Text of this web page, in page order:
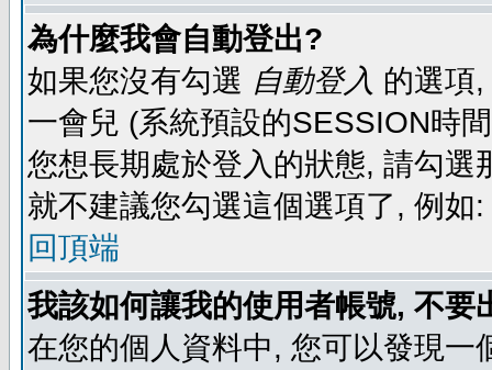
為什麼我會自動登出?
如果您沒有勾選 自動登入 的選項
一會兒 (系統預設的SESSION時
您想長期處於登入的狀態, 請勾
就不建議您勾選這個選項了, 例
回頂端
我該如何讓我的使用者帳號, 不
在您的個人資料中, 您可以發現一